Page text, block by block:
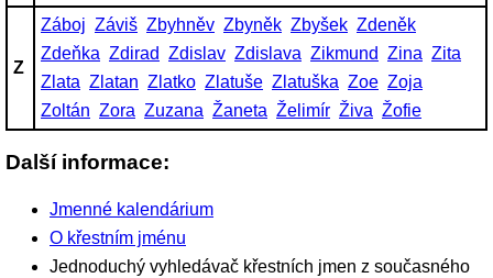
Z
Záboj Záviš Zbyhněv Zbyněk Zbyšek Zdeněk
Zdeňka Zdirad Zdislav Zdislava Zikmund Zina Zita
Zlata Zlatan Zlatko Zlatuše Zlatuška Zoe Zoja
Zoltán Zora Zuzana Žaneta Želimír Živa Žofie
Další informace:
Jmenné kalendárium
O křestním jménu
Jednoduchý vyhledávač křestních jmen z současného